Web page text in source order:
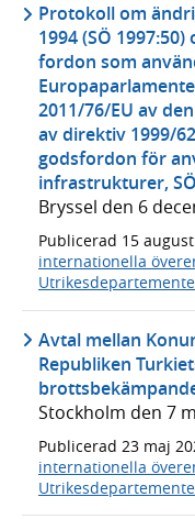
Protokoll om
1994 (SÖ
fordon som
2011/76/EU av
av direktiv 1999/
godsfordon för
infrastrukturer,
Bryssel den 6
Publicerad 15
internationella
Avtal mellan
Republiken
Stockholm den 7
Publicerad 23 maj
internationella